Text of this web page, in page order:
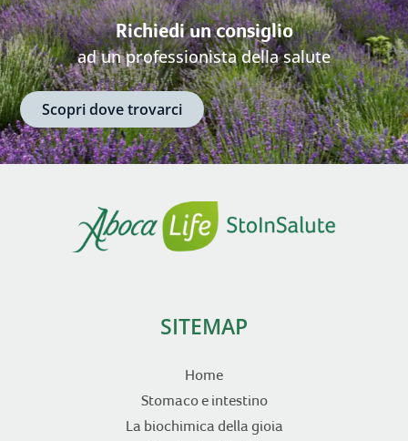
Richiedi un consiglio
ad un professionista della salute
Scopri dove trovarci
SITEMAP
Home
Stomaco e intestino
La biochimica della gioia